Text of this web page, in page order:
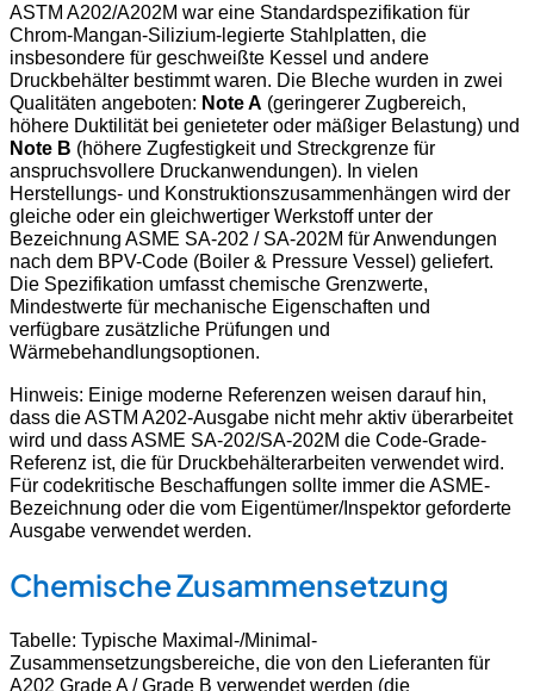
ASTM A202/A202M war eine Standardspezifikation für
Chrom-Mangan-Silizium-legierte Stahlplatten, die
insbesondere für geschweißte Kessel und andere
Druckbehälter bestimmt waren. Die Bleche wurden in zwei
Qualitäten angeboten: Note A (geringerer Zugbereich,
höhere Duktilität bei genieteter oder mäßiger Belastung) und
Note B (höhere Zugfestigkeit und Streckgrenze für
anspruchsvollere Druckanwendungen). In vielen
Herstellungs- und Konstruktionszusammenhängen wird der
gleiche oder ein gleichwertiger Werkstoff unter der
Bezeichnung ASME SA-202 / SA-202M für Anwendungen
nach dem BPV-Code (Boiler & Pressure Vessel) geliefert.
Die Spezifikation umfasst chemische Grenzwerte,
Mindestwerte für mechanische Eigenschaften und
verfügbare zusätzliche Prüfungen und
Wärmebehandlungsoptionen.
Hinweis: Einige moderne Referenzen weisen darauf hin,
dass die ASTM A202-Ausgabe nicht mehr aktiv überarbeitet
wird und dass ASME SA-202/SA-202M die Code-Grade-
Referenz ist, die für Druckbehälterarbeiten verwendet wird.
Für codekritische Beschaffungen sollte immer die ASME-
Bezeichnung oder die vom Eigentümer/Inspektor geforderte
Ausgabe verwendet werden.
Chemische Zusammensetzung
Tabelle: Typische Maximal-/Minimal-
Zusammensetzungsbereiche, die von den Lieferanten für
A202 Grade A / Grade B verwendet werden (die